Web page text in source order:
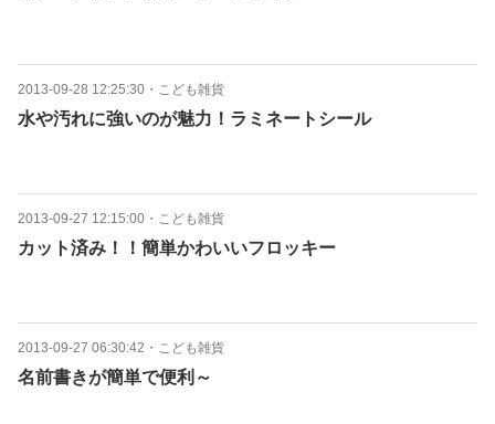
2013-09-28 12:25:30 ・ こども雑貨
水や汚れに強いのが魅力！ラミネートシール
2013-09-27 12:15:00 ・ こども雑貨
カット済み！！簡単かわいいフロッキー
2013-09-27 06:30:42 ・ こども雑貨
名前書きが簡単で便利～